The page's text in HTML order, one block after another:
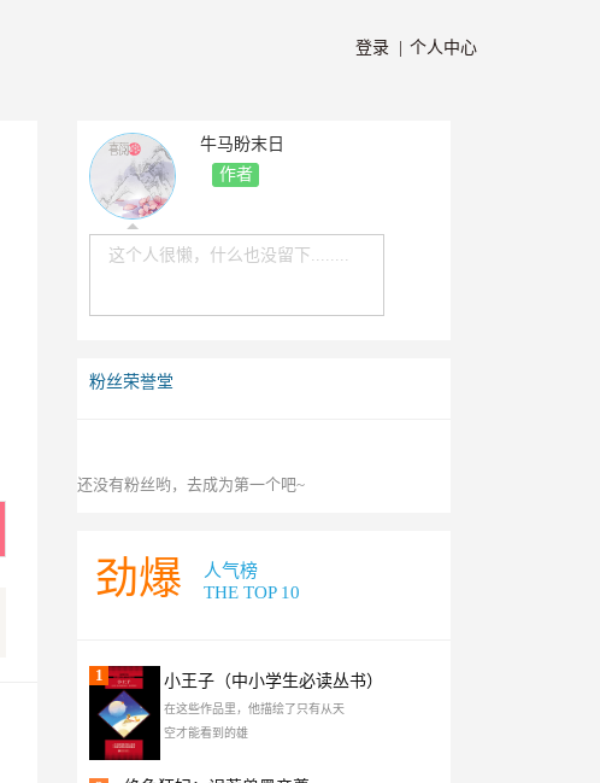
登录 | 个人中心
牛马盼末日
作者
这个人很懒，什么也没留下........
粉丝荣誉堂
还没有粉丝哟，去成为第一个吧~
劲爆
人气榜
THE TOP 10
1 小王子（中小学生必读丛书）
在这些作品里，他描绘了只有从天
空才能看到的雄